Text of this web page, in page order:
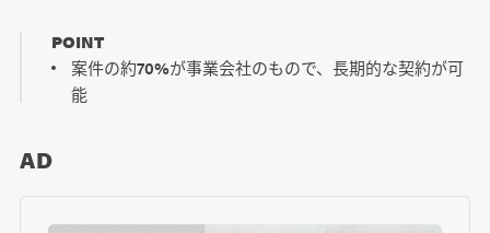
POINT
案件の約70%が事業会社のもので、長期的な契約が可
能
AD